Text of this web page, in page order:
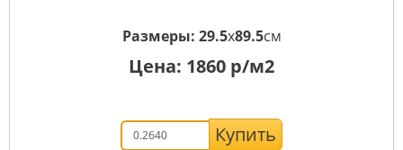
Размеры: 29.5x89.5см
Цена: 1860 р/м2
Купить